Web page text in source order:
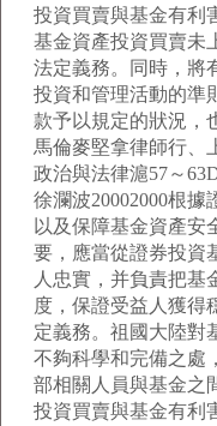
投資買賣與基金有利
基金資產投資買賣未
法定義務。同時，將
投資和管理活動的準
款予以規定的狀況，
馬倫麥堅拿律師行、
政治與法律滬57～
徐瀾波20002000根據
以及保障基金資產安
要，應當從證券投資
人忠實，并負責把基
度，保證受益人獲得
定義務。祖國大陸對
不夠科學和完備之處
部相關人員與基金之
投資買賣與基金有利